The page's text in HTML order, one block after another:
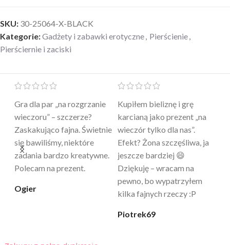
SKU: 30-25064-X-BLACK
Kategorie:Gadżety i zabawki erotyczne, Pierścienie,
Pierściernie i zaciski
Mini masażer jest…
genialny. Cichy, poręczny,
skuteczny. Myślałam, że to
tylko „zabawka”, a tu
proszę – uzależnia 😅
cicha_niespodzianka
Ten żel intymny to był
strzał w 10 – nie tylko
poprawia komfort, ale też
daje przyjemne uczucie
ciepła. Nie uczula, bez
zapachu. Kupuję już 3 raz i
na pewno nie raz kupie
klaudia_xx